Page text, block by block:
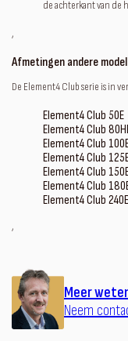
de achterkant van de
‚
Afmetingen andere
De Element4 Club serie is in
Element4 Club 50E
Element4 Club
Element4 Club
Element4 Club
Element4 Club
Element4 Club
Element4 Club 240E
‚
Meer
Neem